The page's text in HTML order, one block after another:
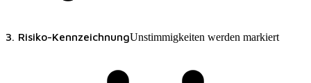
3. Risiko-KennzeichnungUnstimmigkeiten werden markiert